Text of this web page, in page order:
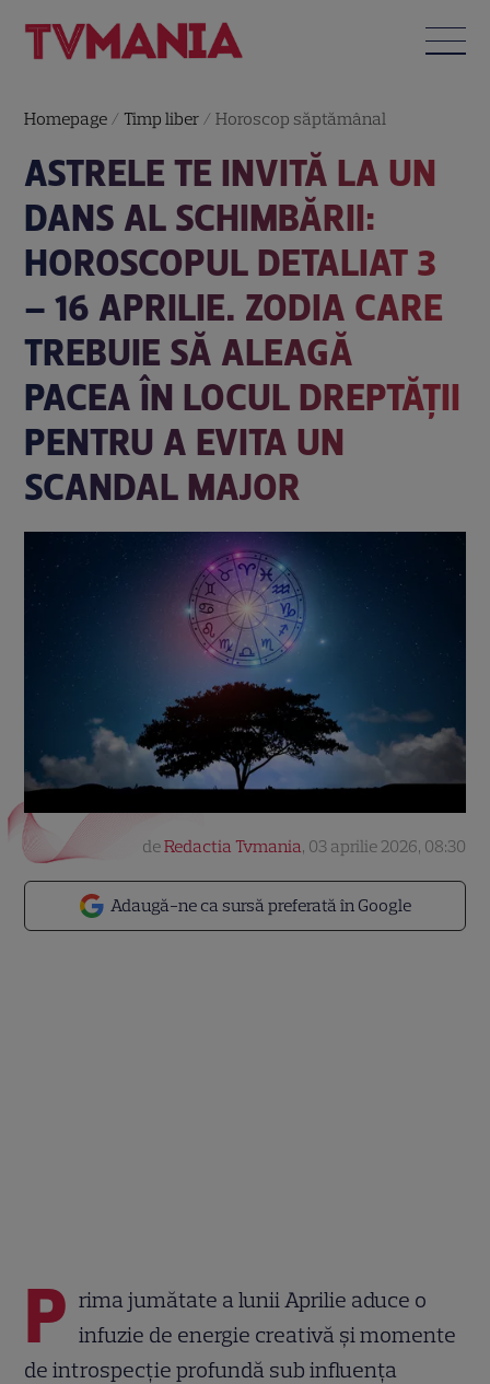
Homepage /Timp liber /Horoscop săptămânal
ASTRELE TE INVITĂ LA UN
DANS AL SCHIMBĂRII:
HOROSCOPUL DETALIAT 3
– 16 APRILIE. ZODIA CARE
TREBUIE SĂ ALEAGĂ
PACEA ÎN LOCUL DREPTĂȚII
PENTRU A EVITA UN
SCANDAL MAJOR
Adaugă-ne ca sursă preferată în Google
deRedactia Tvmania, 03 aprilie 2026, 08:30
P rima jumătate a lunii Aprilie aduce o
infuzie de energie creativă și momente
de introspecție profundă sub influența